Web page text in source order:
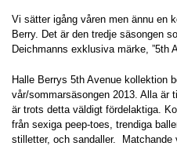
Vi sätter igång våren men ännu en
Berry. Det är den tredje säsongen
Deichmanns exklusiva märke, ”5th
Halle Berrys 5th Avenue kollektion
vår/sommarsäsongen 2013. Alla är
är trots detta väldigt fördelaktiga.
från sexiga peep-toes, trendiga
stilletter, och sandaller. Matchande